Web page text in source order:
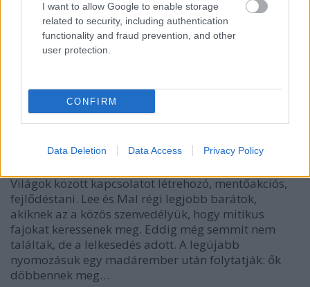
I want to allow Google to enable storage
related to security, including authentication
functionality and fraud prevention, and other
user protection.
CONFIRM
Data Deletion Data Access Privacy Policy
Tchaikovsky: Az Éden kapui
•2022. január 01.
Világok között kapcsolatot létrehozó, mentőakciós,
fejlődéstani. Lee és Mal régi legjobb barátok,
akiknek az a közös szenvedélyük, hogy mitikus
fajokat keressenek meg. Eddig még semmit nem
találtak, de a lelkesedés adott. A legújabb
nyomozásuk egy madárember után folytatják: ők
döbbennek meg…